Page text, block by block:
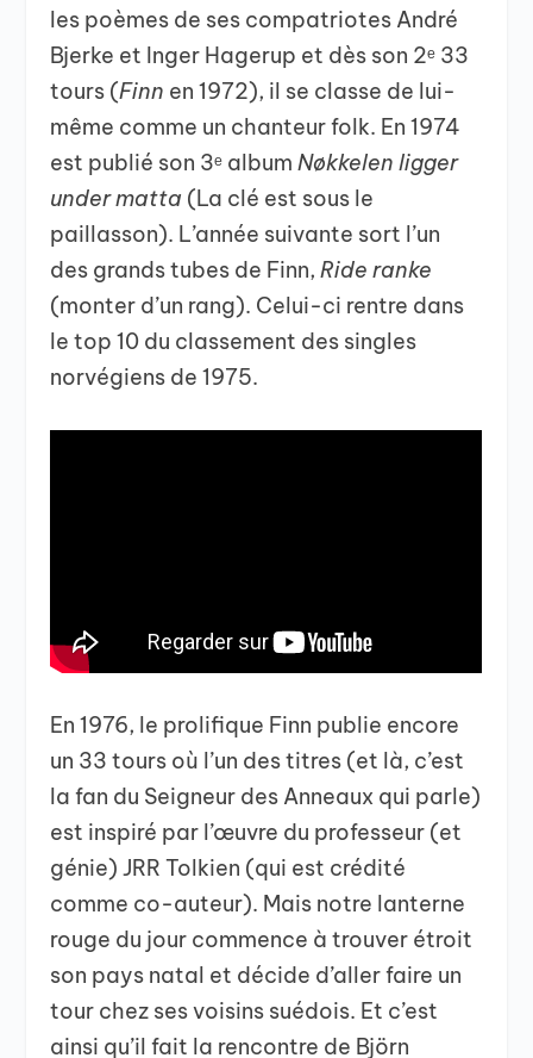
les poèmes de ses compatriotes André
Bjerke et Inger Hagerup et dès son 2ᵉ 33
tours (Finn en 1972), il se classe de lui-
même comme un chanteur folk. En 1974
est publié son 3ᵉ albumNøkkelen ligger
under matta (La clé est sous le
paillasson). L’année suivante sort l’un
des grands tubes de Finn,Ride ranke
(monter d’un rang). Celui-ci rentre dans
le top 10 du classement des singles
norvégiens de 1975.
En 1976, le prolifique Finn publie encore
un 33 tours où l’un des titres (et là, c’est
la fan du Seigneur des Anneaux qui parle)
est inspiré par l’œuvre du professeur (et
génie) JRR Tolkien (qui est crédité
comme co-auteur). Mais notre lanterne
rouge du jour commence à trouver étroit
son pays natal et décide d’aller faire un
tour chez ses voisins suédois. Et c’est
ainsi qu’il fait la rencontre de Björn